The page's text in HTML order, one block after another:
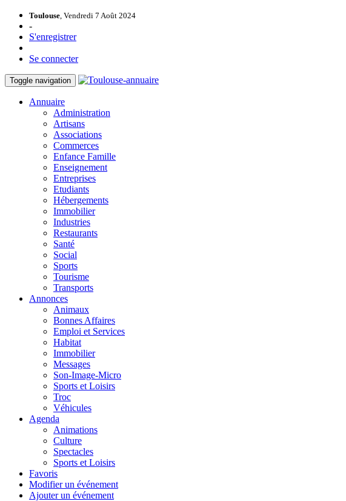
Toulouse, Vendredi 7 Août 2024
-
S'enregistrer
Se connecter
Toggle navigation
Annuaire
Administration
Artisans
Associations
Commerces
Enfance Famille
Enseignement
Entreprises
Etudiants
Hébergements
Immobilier
Industries
Restaurants
Santé
Social
Sports
Tourisme
Transports
Annonces
Animaux
Bonnes Affaires
Emploi et Services
Habitat
Immobilier
Messages
Son-Image-Micro
Sports et Loisirs
Troc
Véhicules
Agenda
Animations
Culture
Spectacles
Sports et Loisirs
Favoris
Modifier un événement
Ajouter un événement